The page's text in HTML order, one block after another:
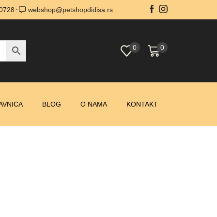
webshop@petshopdidisa.rs
0 0
BLOG O NAMA KONTAKT